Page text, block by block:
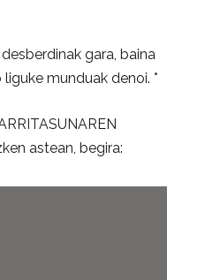
gara, baina
munduak denoi. *
astean, begira: